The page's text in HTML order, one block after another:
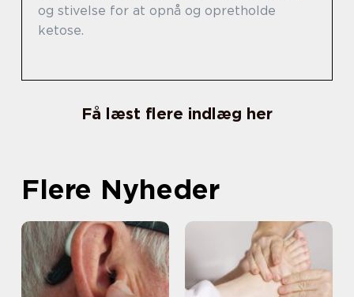
og stivelse for at opnå og opretholde
ketose.
Få læst flere indlæg her
Flere Nyheder